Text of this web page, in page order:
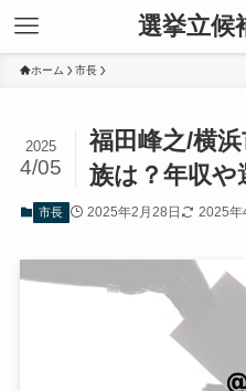
選挙立候
ホーム 市長
福田峰之/横
族は？年収や
2025
4/05
市長 2025年2月28日 2025年